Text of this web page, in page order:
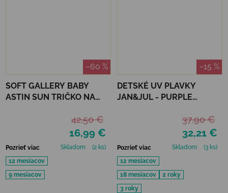
–60 %
SOFT GALLERY BABY
ASTIN SUN TRIČKO NA
16,99 €
42,50 €
Pozrieť viac Skladom
(2 ks)
12 mesiacov
9 mesiacov
–15 %
DETSKÉ UV PLAVKY
JAN&JUL - PURPLE
32,21 €
37,90 €
Pozrieť viac Skladom
(3 ks)
12 mesiacov
18 mesiacov
2 roky
3 roky